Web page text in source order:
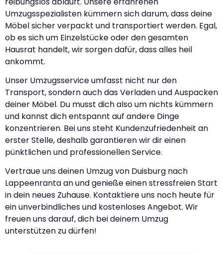
Umzugsspezialisten kümmern sich darum, dass deine
Möbel sicher verpackt und transportiert werden. Egal,
ob es sich um Einzelstücke oder den gesamten
Hausrat handelt, wir sorgen dafür, dass alles heil
ankommt.
Unser Umzugsservice umfasst nicht nur den
Transport, sondern auch das Verladen und Auspacken
deiner Möbel. Du musst dich also um nichts kümmern
und kannst dich entspannt auf andere Dinge
konzentrieren. Bei uns steht Kundenzufriedenheit an
erster Stelle, deshalb garantieren wir dir einen
pünktlichen und professionellen Service.
Vertraue uns deinen Umzug von Duisburg nach
Lappeenranta an und genieße einen stressfreien Start
in dein neues Zuhause. Kontaktiere uns noch heute für
ein unverbindliches und kostenloses Angebot. Wir
freuen uns darauf, dich bei deinem Umzug
unterstützen zu dürfen!